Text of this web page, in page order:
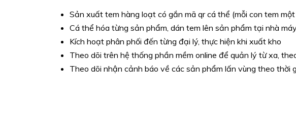
Sản xuất tem hàng loạt có gắn mã qr cá thể (mỗi con tem một
Cá thể hóa từng sản phẩm, dán tem lên sản phẩm tại nhà
Kích hoạt phân phối đến từng đại lý, thực hiện khi xuất kho
Theo dõi trên hệ thống phần mềm online để quản lý từ xa,
Theo dõi nhận cảnh báo về các sản phẩm lấn vùng theo thời